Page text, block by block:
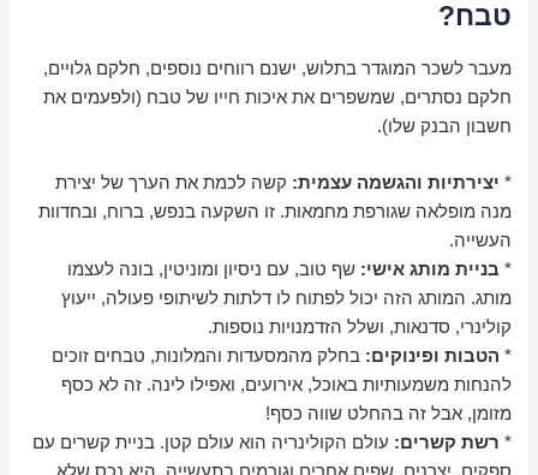
טבח?
מעבר לשכר המוגדר בתלוש, ישנם רווחים נוספים, חלקם גלויים,
חלקם נסתרים, שמשפרים את איכות חייו של טבח (ולפעמים את
חשבון הבנק שלו).
* יצירתיות והגשמה עצמית: קשה לכמת את הערך של יצירת
מנה מופלאה שגורפת מחמאות. זו השקעה בנפש, ברוח, ובחדוות
העשייה.
* בניית מותג אישי: שף טוב, עם ניסיון ומוניטין, בונה לעצמו
מותג. המותג הזה יכול לפתוח לו דלתות לשיתופי פעולה, ייעוץ
קולינרי, סדנאות, ושלל הזדמנויות נוספות.
* הטבות ופינוקים: בחלק מהמסעדות והמלונות, טבחים זוכים
להנחות משמעותיות באוכל, אירועים, ואפילו לינה. זה לא כסף
מזומן, אבל זה בהחלט שווה כסף!
* רשת קשרים: עולם הקולינריה הוא עולם קטן. בניית קשרים עם